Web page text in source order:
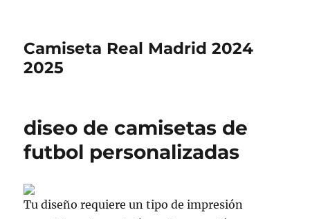
Camiseta Real Madrid 2024
2025
diseo de camisetas de
futbol personalizadas
Tu diseño requiere un tipo de impresión